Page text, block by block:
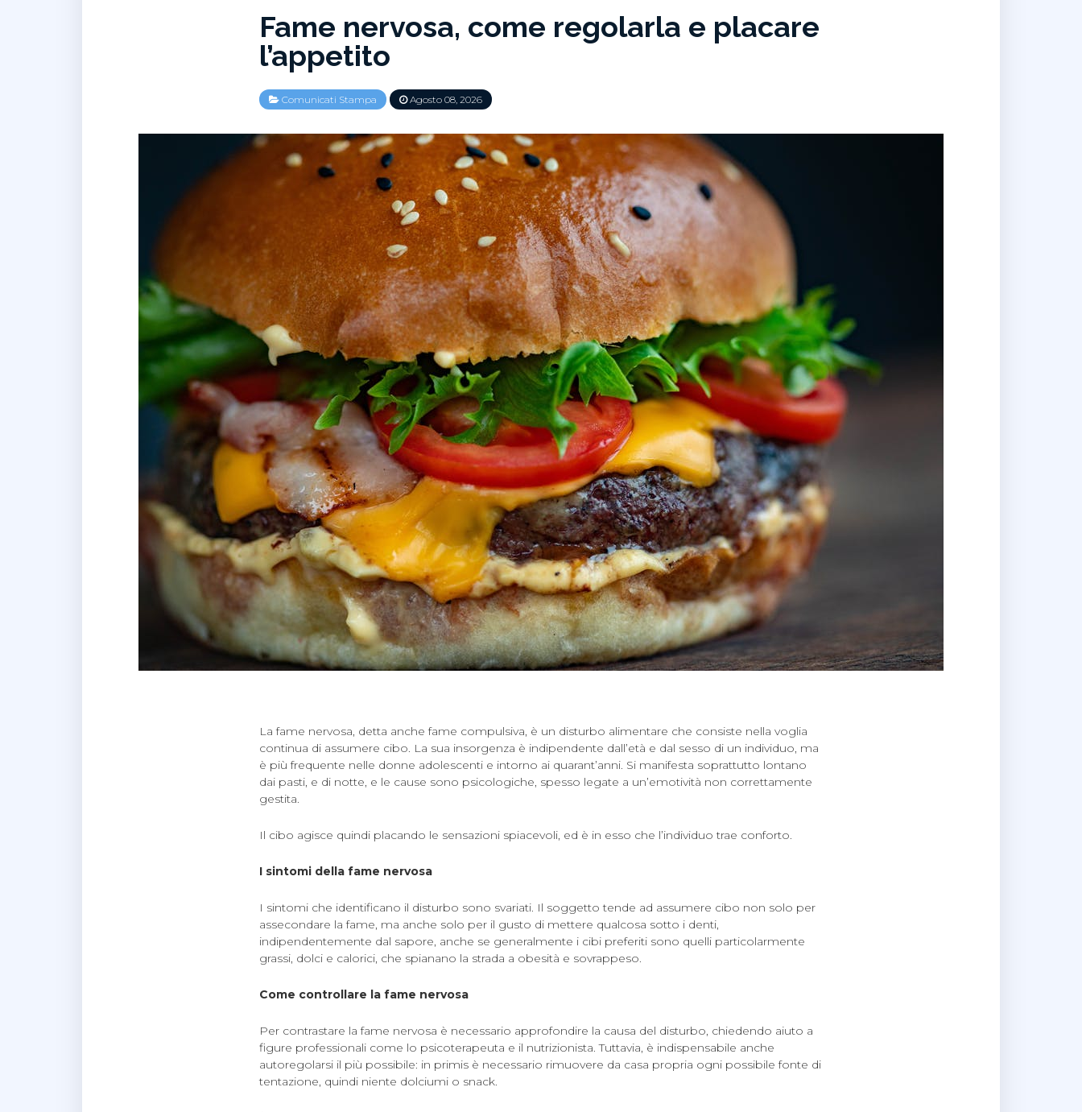
Fame nervosa, come regolarla e placare
l’appetito
Comunicati Stampa Agosto 08, 2026
La fame nervosa, detta anche fame compulsiva, è un disturbo alimentare che consiste nella voglia
continua di assumere cibo. La sua insorgenza è indipendente dall’età e dal sesso di un individuo, ma
è più frequente nelle donne adolescenti e intorno ai quarant’anni. Si manifesta soprattutto lontano
dai pasti, e di notte, e le cause sono psicologiche, spesso legate a un’emotività non correttamente
gestita.
Il cibo agisce quindi placando le sensazioni spiacevoli, ed è in esso che l’individuo trae conforto.
I sintomi della fame nervosa
I sintomi che identificano il disturbo sono svariati. Il soggetto tende ad assumere cibo non solo per
assecondare la fame, ma anche solo per il gusto di mettere qualcosa sotto i denti,
indipendentemente dal sapore, anche se generalmente i cibi preferiti sono quelli particolarmente
grassi, dolci e calorici, che spianano la strada a obesità e sovrappeso.
Come controllare la fame nervosa
Per contrastare la fame nervosa è necessario approfondire la causa del disturbo, chiedendo aiuto a
figure professionali come lo psicoterapeuta e il nutrizionista. Tuttavia, è indispensabile anche
autoregolarsi il più possibile: in primis è necessario rimuovere da casa propria ogni possibile fonte di
tentazione, quindi niente dolciumi o snack.